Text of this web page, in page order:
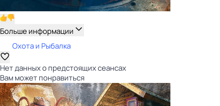
Больше информации
Охота и Рыбалка
Нет данных о предстоящих сеансах
Вам может понравиться